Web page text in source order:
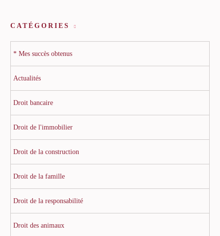
CATÉGORIES
* Mes succès obtenus
Actualités
Droit bancaire
Droit de l'immobilier
Droit de la construction
Droit de la famille
Droit de la responsabilité
Droit des animaux